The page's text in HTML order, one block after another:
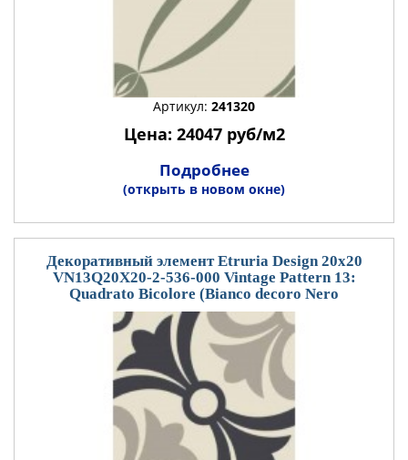
Артикул: 241320
Цена: 24047 руб/м2
Подробнее
(открыть в новом окне)
Декоративный элемент Etruria Design 20x20
VN13Q20X20-2-536-000 Vintage Pattern 13:
Quadrato Bicolore (Bianco decoro Nero